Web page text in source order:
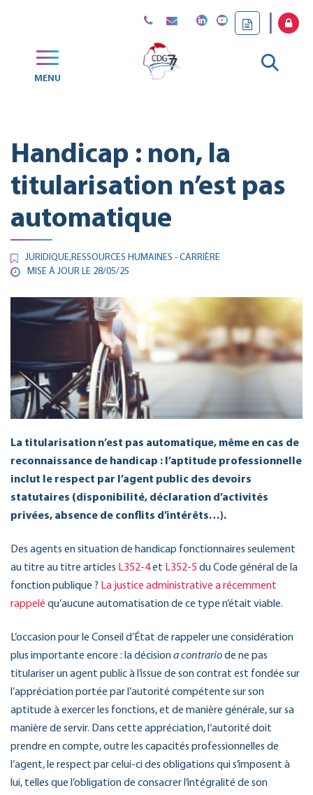
MENU
Aller
Handicap : non, la
titularisation n’est pas
automatique
JURIDIQUE,RESSOURCES HUMAINES - CARRIÈRE
MISE À JOUR LE 28/05/25
La titularisation n’est pas automatique, même en cas de
reconnaissance de handicap : l’aptitude professionnelle
inclut le respect par l’agent public des devoirs
statutaires (disponibilité, déclaration d’activités
privées, absence de conflits d’intérêts…).
Des agents en situation de handicap fonctionnaires seulement
au titre au titre articles L352-4et L352-5 du Code général de la
fonction publique ? La justice administrative a récemment
rappelé qu’aucune automatisation de ce type n’était viable.
L’occasion pour le Conseil d’État de rappeler une considération
plus importante encore : la décisiona contrariode ne pas
titulariser un agent public à l’issue de son contrat est fondée sur
l’appréciation portée par l’autorité compétente sur son
aptitude à exercer les fonctions, et de manière générale, sur sa
manière de servir. Dans cette appréciation, l’autorité doit
prendre en compte, outre les capacités professionnelles de
l’agent, le respect par celui-ci des obligations qui s’imposent à
lui, telles que l’obligation de consacrer l’intégralité de son